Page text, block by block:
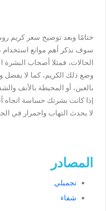
ختامًا وبعد توضيح سعر كريم
سوف نذكر أهم موانع استخدام
الحالات، فمثلا أصحاب البشرة
وضع ذلك الكريم، كما لا
بالعين، أو المحيطة بالأنف
إذا كانت بشرتك حساسة اتجاه
لا يحدث التهاب واحمرار في
المصادر
تجميلي
شفاء